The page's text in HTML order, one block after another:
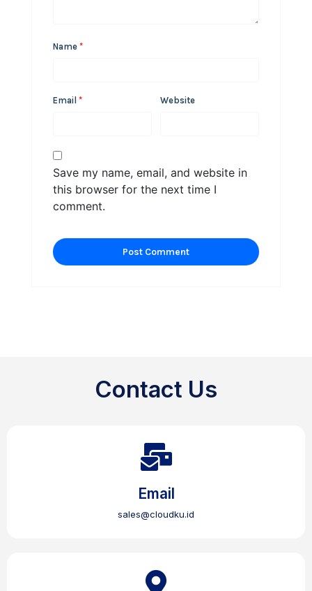
Name *
Email * Website
Save my name, email, and website in
this browser for the next time I
comment.
Contact Us
Email
sales@cloudku.id